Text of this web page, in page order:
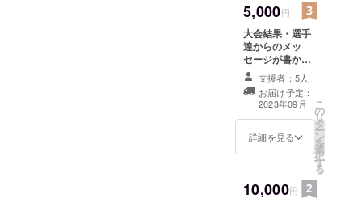
5,000円
大会結果・選手
達からのメッ
セージが書かれ
た色紙をお送り
させて頂きま
す。
支援者：5人
お届け予定：
2023年09月
詳細を見る
こ
の
リ
タ
ー
ン
を
選
択
す
る
10,000円